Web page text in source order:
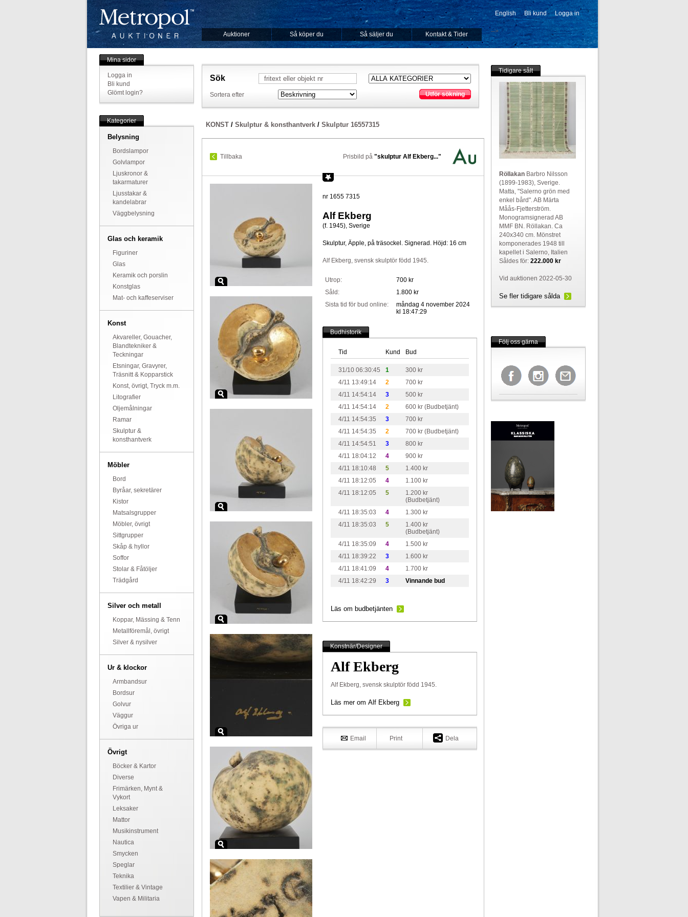
Auktioner Så köper du Så säljer du Kontakt & Tider
English Bli kund Logga in
-->
Mina sidor
Logga in
Bli kund
Glömt login?
Kategorier
Belysning
Bordslampor
Golvlampor
Ljuskronor &
takarmaturer
Ljusstakar &
kandelabrar
Väggbelysning
Glas och keramik
Figuriner
Glas
Keramik och porslin
Konstglas
Mat- och kaffeserviser
Konst
Akvareller, Gouacher,
Blandtekniker &
Teckningar
Etsningar, Gravyrer,
Träsnitt & Kopparstick
Konst, övrigt, Tryck m.m.
Litografier
Oljemålningar
Ramar
Skulptur &
konsthantverk
Möbler
Bord
Byråar, sekretärer
Kistor
Matsalsgrupper
Möbler, övrigt
Sittgrupper
Skåp & hyllor
Soffor
Stolar & Fåtöljer
Trädgård
Silver och metall
Koppar, Mässing & Tenn
Metallföremål, övrigt
Silver & nysilver
Ur & klockor
Armbandsur
Bordsur
Golvur
Väggur
Övriga ur
Övrigt
Böcker & Kartor
Diverse
Frimärken, Mynt &
Vykort
Leksaker
Mattor
Musikinstrument
Nautica
Smycken
Speglar
Teknika
Textilier & Vintage
Vapen & Militaria
Sök
Sortera efter Utför sökning
KONST/ Skulptur & konsthantverk/ Skulptur 16557315
Tillbaka Prisbild på "skulptur Alf Ekberg..."
nr 1655 7315
Alf Ekberg
(f. 1945), Sverige
Skulptur, Äpple, på träsockel. Signerad. Höjd: 16 cm
Alf Ekberg, svensk skulptör född 1945.
Utrop:
700 kr
Såld:
1.800 kr
Sista tid för bud online:
måndag 4 november 2024
kl 18:47:29
Budhistorik
Tid Kund Bud
31/10 06:30:45 1
300 kr
4/11 13:49:14
2
700 kr
4/11 14:54:14
3
500 kr
4/11 14:54:14
2
600 kr (Budbetjänt)
4/11 14:54:35
3
700 kr
4/11 14:54:35
2
700 kr (Budbetjänt)
4/11 14:54:51
3
800 kr
4/11 18:04:12
4
900 kr
4/11 18:10:48
5
1.400 kr
4/11 18:12:05
4
1.100 kr
4/11 18:12:05
5
1.200 kr
(Budbetjänt)
4/11 18:35:03
4
1.300 kr
4/11 18:35:03
5
1.400 kr
(Budbetjänt)
4/11 18:35:09
4
1.500 kr
4/11 18:39:22
3
1.600 kr
4/11 18:41:09
4
1.700 kr
4/11 18:42:29
3 Vinnande bud
Läs om budbetjänten
Konstnär/Designer
Alf Ekberg
Alf Ekberg, svensk skulptör född 1945.
Läs mer om Alf Ekberg
Email Print Dela
Tidigare sålt
RöllakanBarbro Nilsson
(1899-1983), Sverige.
Matta, "Salerno grön med
enkel bård". AB Märta
Måås-Fjetterström.
Monogramsignerad AB
MMF BN. Röllakan. Ca
240x340 cm. Mönstret
komponerades 1948 till
kapellet i Salerno, Italien
Såldes för: 222.000 kr
Vid auktionen 2022-05-30
Se fler tidigare sålda
Följ oss gärna